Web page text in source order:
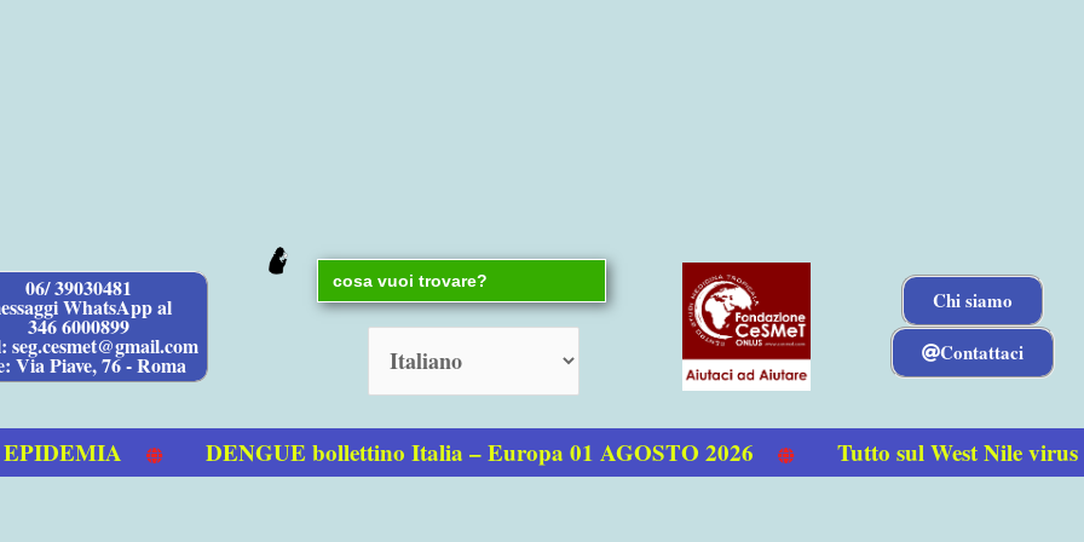
06/ 39030481
WhatsApp al
346 6000899
seg.cesmet@gmail.com
Via Piave, 76 - Roma
Search
for:
Chi siamo
Contattaci
DENGUE bollettino Italia – Europa 01 AGOSTO 2026 Tutto sul West Nile virus